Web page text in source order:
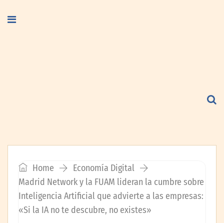
Home
Economía Digital
Madrid Network y la FUAM lideran la cumbre sobre
Inteligencia Artificial que advierte a las empresas:
«Si la IA no te descubre, no existes»